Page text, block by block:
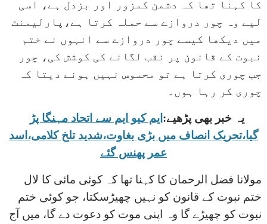
کا کہنا تھا کہ دشمن کمزور اور بزدل ہے، اسی
لیے وہ چور دروازے سے حملہ کرتا ہے،پارلیمنٹ
میں دیکھا کیسے چور دروازے سے انہوں نے ختم
نبوت کے قانون پر نقب لگانے کی کوشش کی، چور
جب چوری کرتا ہے تو محسوس نہیں ہونے دیتا کہ
چوری کر رہا ہوں۔
یہ خبر بھی پڑھیے:ایم کیو ایم سے اتحاد مہنگا پڑ
گیا،تحریک انصاف میں بڑی بغاوت،شدید تلخ کلامی،اسد
عمر پھنس گئے
مولانا فضل الرحمان کا کہنا تھا کہ کوئی مائی کا لال
ختم نبوت کے قانون کو نہیں چھیڑسکتا، جو کوئی ختم
نبوت کو چھیڑے گا وہ اپنی موت کو دعوت دے گا، میں آج